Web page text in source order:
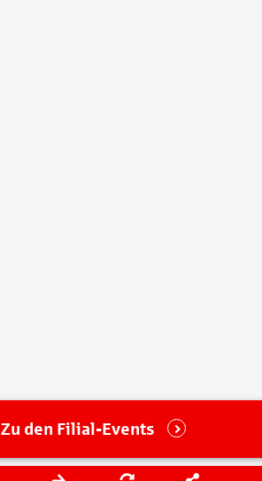
Zu den Filial-Events